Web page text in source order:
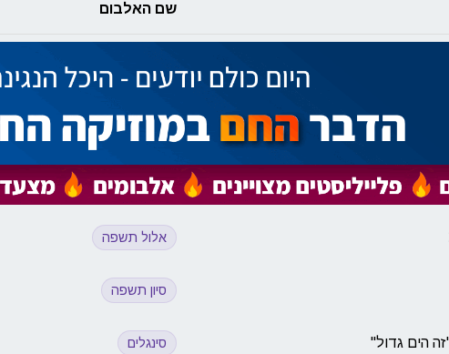
שם האלבום
אלול תשפה
סיון תשפה
הים גדול'' סינגלים